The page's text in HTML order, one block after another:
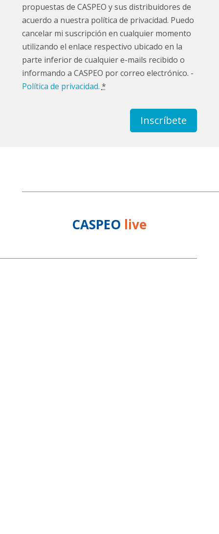
propuestas de CASPEO y sus distribuidores de
acuerdo a nuestra política de privacidad. Puedo
cancelar mi suscripción en cualquier momento
utilizando el enlace respectivo ubicado en la
parte inferior de cualquier e-mails recibido o
informando a CASPEO por correo electrónico. -
Política de privacidad. *
CASPEO live